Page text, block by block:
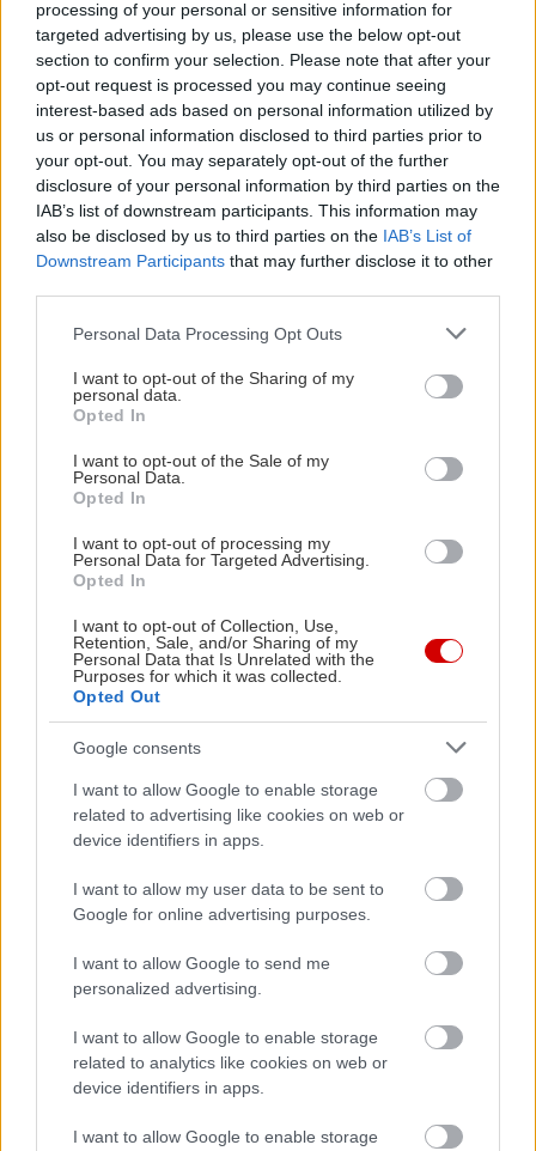
processing of your personal or sensitive information for
targeted advertising by us, please use the below opt-out
section to confirm your selection. Please note that after your
opt-out request is processed you may continue seeing
interest-based ads based on personal information utilized by
us or personal information disclosed to third parties prior to
your opt-out. You may separately opt-out of the further
disclosure of your personal information by third parties on the
IAB’s list of downstream participants. This information may
also be disclosed by us to third parties on the IAB’s List of
Downstream Participants that may further disclose it to other
Please note that this website/app uses one or more Google
not limited to your visit or usage behaviour. You may click to
grant or deny consent to Google and its third-party tags to
use your data for below specified purposes in below Google
consent section.
Personal Data Processing Opt Outs
I want to opt-out of the Sharing of my
personal data.
Opted In
I want to opt-out of the Sale of my
Personal Data.
Opted In
I want to opt-out of processing my
Personal Data for Targeted Advertising.
Opted In
I want to opt-out of Collection, Use,
Retention, Sale, and/or Sharing of my
Personal Data that Is Unrelated with the
Purposes for which it was collected.
Opted Out
Google consents
I want to allow Google to enable storage
related to advertising like cookies on web or
device identifiers in apps.
I want to allow my user data to be sent to
Google for online advertising purposes.
I want to allow Google to send me
personalized advertising.
I want to allow Google to enable storage
related to analytics like cookies on web or
device identifiers in apps.
I want to allow Google to enable storage
παραμένεις στεγνός, να κάνεις συχνά διαλείμματα
για ζέσταμα ακολουθώντας σωστό διατροφικό
πρόγραμμα με συνεχή ενυδάτωση.
Τι να έχετε μαζί σε δραστηριότητες στο κρύο
Αν σκοπεύεις να βρεθείς σε βουνό, θάλασσα ή
άλλη πολύ κρύα τοποθεσία, πάρε μαζί σου όπως
και δήποτε: ισοθερμική κουβέρτα, εφεδρικά
ενεργειακές μπάρες, φακό, κινητό με πλήρη
μπαταρία και φορτισμένο powerbank. Ένα μικρό
κιτ πρώτων βοηθειών και ένα αδιάβροχο κάλυμμα
σακιδίου μπορούν να αποδειχθούν επίσης πολύ
χρήσιμα ειδικά σε περίπτωση ανάγκης.